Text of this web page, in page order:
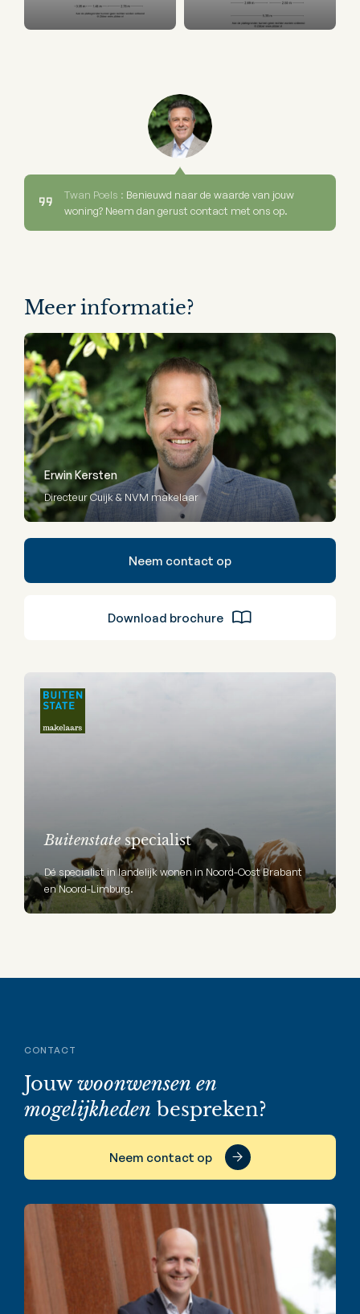
Twan Poels : Benieuwd naar de waarde van jouw
woning? Neem dan gerust contact met ons op.
Meer informatie?
Erwin Kersten
Directeur Cuijk & NVM makelaar
Neem contact op
Download brochure
Buitenstatespecialist
Dé specialist in landelijk wonen in Noord-Oost Brabant
en Noord-Limburg.
CONTACT
Jouwwoonwensen en
mogelijkheden bespreken?
Neem contact op